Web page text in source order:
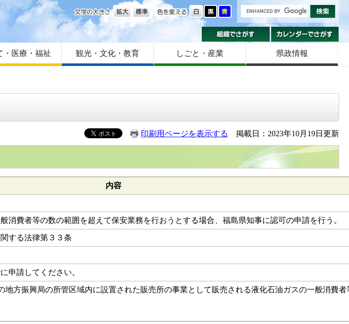
ての方へ
language
ップ
色を変える
文字の大きさ
組織でさがす
・医療・福祉 観光・文化・教育 しごと・産業 県政情報
印刷用ページを表示する 掲載日：2023年10月19日更新
内容
消費者等の数の範囲を超えて保安業務を行おうとする場合、福島県知事に認可の申請を行う。
する法律第３３条
申請してください。
方振興局の所管区域内に設置された販売所の事業として販売される液化石油ガスの一般消費者